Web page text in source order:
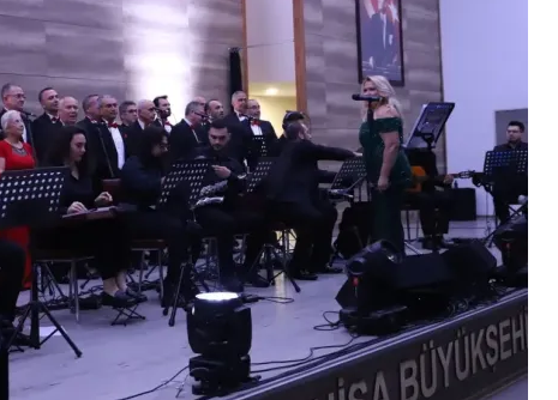
MEB 2026-2027 Ortaokul Kayıtlarının Başlangıç Tarihleri Nedir?
2026 YÖKDİL/2 Sınavı Ne Zaman ve Saat Kaçta Gerçekleşecek?
2026 AÖL 3. Dönem Sınav Sonuçları Açıklama Tarihi Belirlendi mi?
Keçiören’de Aileler İçin Etkili Ebeveynlik Eğitimi
EĞITIM
LGS 1. Nakil Sonuçları 2026 Takvimi ve Açıklanma Tarihi
EĞITIM
MSÜ’de Geleceğin Astsubayları için Yoğun Eğitim Programı
EĞITIM
2026-2027 Üniversite Kayıt Tarihleri ve Detayları
EĞITIM
2026-2027 Uyum Haftası Ne Zaman Başlıyor? Öğrencilere Rehberlik